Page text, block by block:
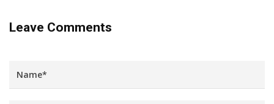
Leave Comments